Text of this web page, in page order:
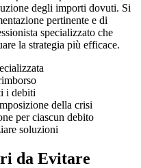
degli importi dovuti. Si
pertinente e di
specializzato che
la strategia più efficace.
i debiti
della crisi
per ciascun debito
soluzioni
da Evitare